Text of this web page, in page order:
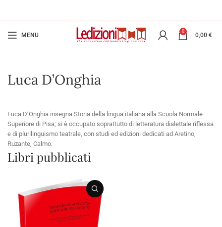
MENU
0
0,00 €
Luca D’Onghia
Luca D’Onghia insegna Storia della lingua italiana alla Scuola Normale
Superiore di Pisa; si è occupato soprattutto di letteratura dialettale riflessa
e di plurilinguismo teatrale, con studi ed edizioni dedicati ad Aretino,
Ruzante, Calmo.
Libri pubblicati